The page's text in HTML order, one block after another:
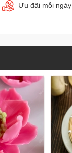
Ưu đãi mỗi ngày